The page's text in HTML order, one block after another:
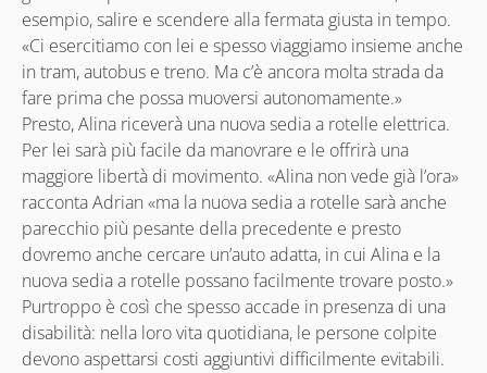
esempio, salire e scendere alla fermata giusta in tempo.
«Ci esercitiamo con lei e spesso viaggiamo insieme anche
in tram, autobus e treno. Ma c’è ancora molta strada da
fare prima che possa muoversi autonomamente.»
Presto, Alina riceverà una nuova sedia a rotelle elettrica.
Per lei sarà più facile da manovrare e le offrirà una
maggiore libertà di movimento. «Alina non vede già l’ora»
racconta Adrian «ma la nuova sedia a rotelle sarà anche
parecchio più pesante della precedente e presto
dovremo anche cercare un’auto adatta, in cui Alina e la
nuova sedia a rotelle possano facilmente trovare posto.»
Purtroppo è così che spesso accade in presenza di una
disabilità: nella loro vita quotidiana, le persone colpite
devono aspettarsi costi aggiuntivi difficilmente evitabili.